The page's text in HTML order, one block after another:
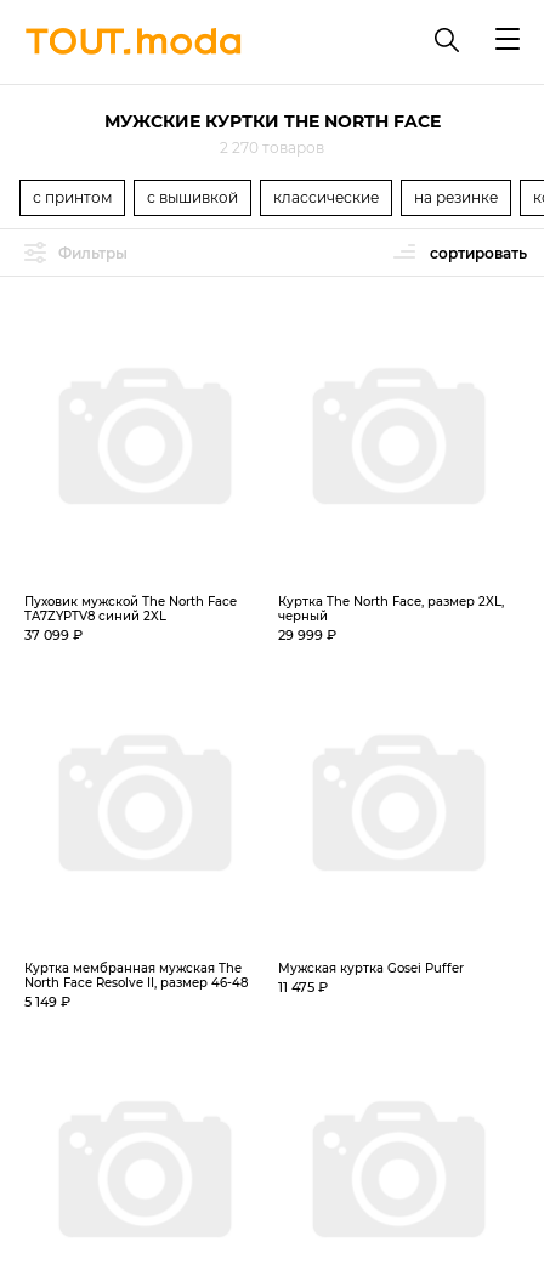
МУЖСКИЕ КУРТКИ THE NORTH FACE
2 270 товаров
с принтом с вышивкой классические на резинке
Фильтры сортировать
Пуховик мужской The North Face
TA7ZYPTV8 синий 2XL
37 099 ₽
Куртка The North Face, размер 2XL,
черный
29 999 ₽
Куртка мембранная мужская The
North Face Resolve II, размер 46-48
5 149 ₽
Мужская куртка Gosei Puffer
11 475 ₽